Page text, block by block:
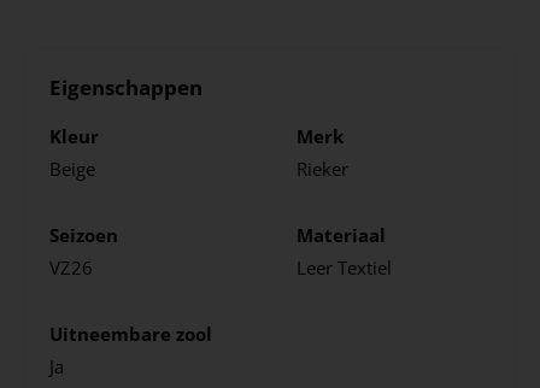
Eigenschappen
Kleur
Beige
Merk
Rieker
Seizoen
VZ26
Materiaal
Leer Textiel
Uitneembare zool
Ja